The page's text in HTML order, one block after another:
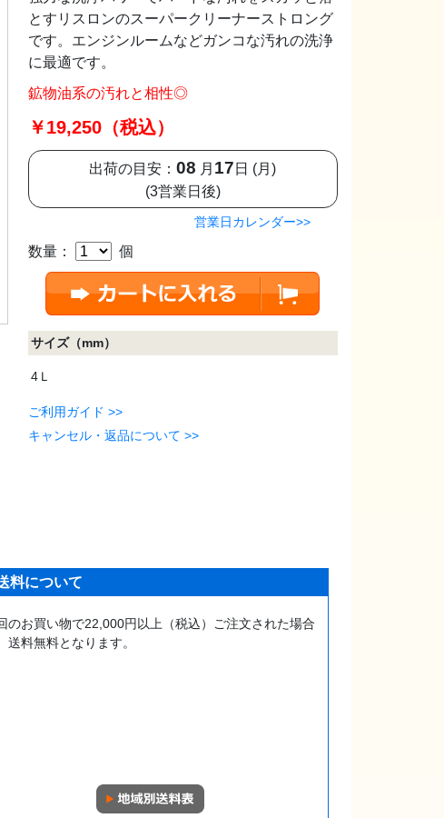
とすリスロンのスーパークリーナーストロング
です。エンジンルームなどガンコな汚れの洗浄
に最適です。
鉱物油系の汚れと相性◎
￥19,250（税込）
出荷の目安：08 月 17 日 (月)
(3営業日後)
営業日カレンダー>>
数量： 個
サイズ（mm）
4Ｌ
ご利用ガイド >>
キャンセル・返品について >>
料について
のお買い物で22,000円以上（税込）ご注文された場合
送料無料となります。